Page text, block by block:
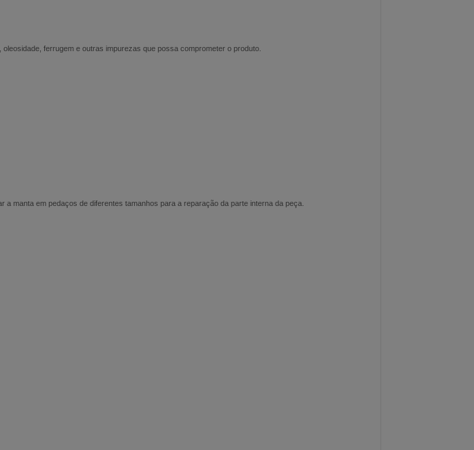
ferrugem e outras impurezas que possa comprometer o produto.
manta em pedaços de diferentes tamanhos para a reparação da parte interna da peça.